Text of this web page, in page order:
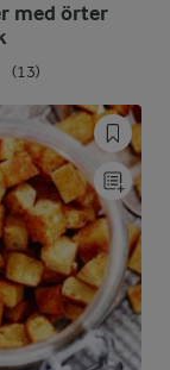
med örter
(13)